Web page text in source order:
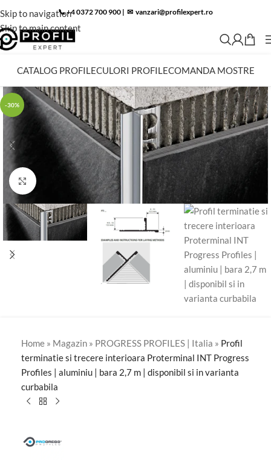
Skip to navigation
Skip to main content
📞 +4 0372 700 900 | ✉︎ vanzari@profilexpert.ro
CATALOG PROFILECULORI PROFILECOMANDA MOSTRE
-30%
Click to enlarge
Home » Magazin » PROGRESS PROFILES | Italia » Profil
terminatie si trecere interioara Proterminal INT Progress
Profiles | aluminiu | bara 2,7 m | disponibil si in varianta
curbabila